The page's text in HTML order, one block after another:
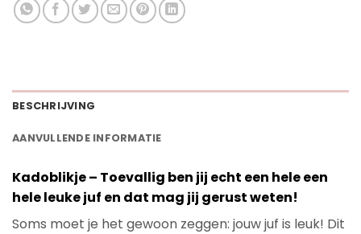
BESCHRIJVING
AANVULLENDE INFORMATIE
Kadoblikje – Toevallig ben jij echt een hele een
hele leuke juf en dat mag jij gerust weten!
Soms moet je het gewoon zeggen: jouw juf is leuk! Dit